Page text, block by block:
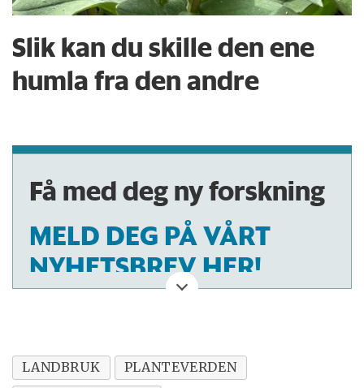
Slik kan du skille den ene
humla fra den andre
Få med deg ny forskning
MELD DEG PÅ VÅRT
NYHETSBREV HER!
LANDBRUK
PLANTEVERDEN